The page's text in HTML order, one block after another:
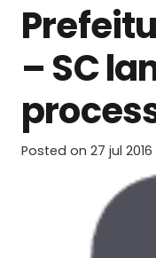
– SC
Posted on 27 jul 2016